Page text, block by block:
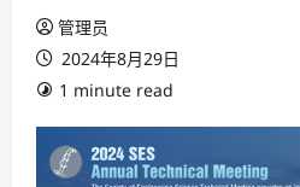
管理员
2024年8月29日
1 minute read